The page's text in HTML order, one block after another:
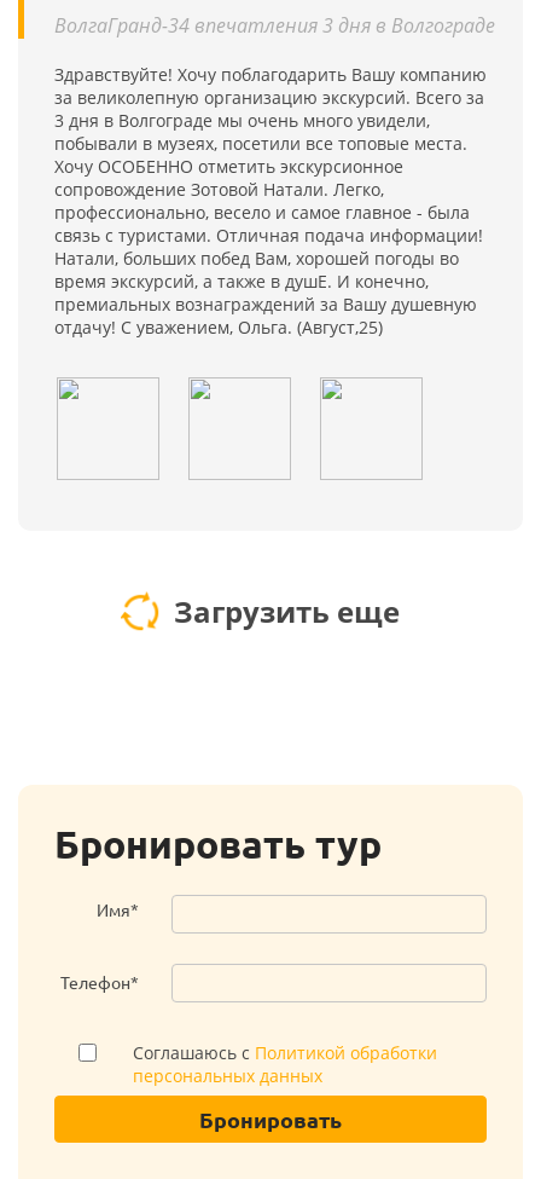
ВолгаГранд-34 впечатления 3 дня в Волгограде
Здравствуйте! Хочу поблагодарить Вашу компанию
за великолепную организацию экскурсий. Всего за
3 дня в Волгограде мы очень много увидели,
побывали в музеях, посетили все топовые места.
Хочу ОСОБЕННО отметить экскурсионное
сопровождение Зотовой Натали. Легко,
профессионально, весело и самое главное - была
связь с туристами. Отличная подача информации!
Натали, больших побед Вам, хорошей погоды во
время экскурсий, а также в душЕ. И конечно,
премиальных вознаграждений за Вашу душевную
отдачу! С уважением, Ольга. (Август,25)
Загрузить еще
Бронировать тур
Имя*
Телефон*
Соглашаюсь с Политикой обработки
персональных данных
Бронировать